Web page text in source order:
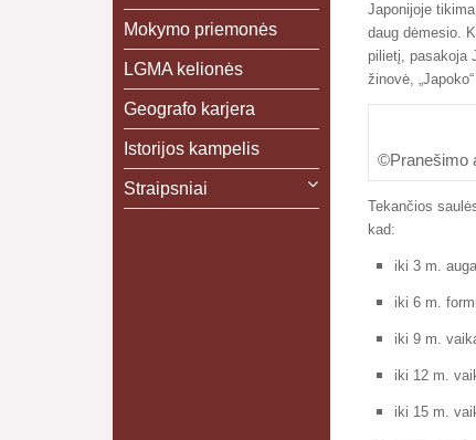
Japonijoje
daug dėmesio.
pilietį, pasakoja
žinovė,
©Pranešimo
Tekančios
kad:
iki 3 m.
iki 6 m.
iki 9 m.
iki 12 m.
iki 15 m.
Mokymo priemonės
LGMA kelionės
Geografo karjera
Istorijos kampelis
Straipsniai